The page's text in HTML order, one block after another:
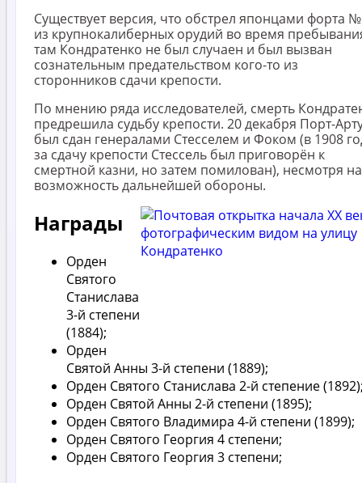
Существует версия, что обстрел японцами форта
из крупнокалиберных орудий во время
там Кондратенко не был случаен и был вызван
сознательным предательством кого-то из
сторонников сдачи крепости.
По мнению ряда исследователей, смерть
предрешила судьбу крепости. 20 декабря Порт-
был сдан генералами Стесселем и Фоком (в 1908
за сдачу крепости Стессель был приговорён к
смертной казни, но затем помилован), несмотря на
возможность дальнейшей обороны.
Награды
Орден
Святого
Станислава
3-й степени
(1884);
Орден
Святой Анны 3-й степени (1889);
Орден Святого Станислава 2-й степение
Орден Святой Анны 2-й степени (1895);
Орден Святого Владимира 4-й степени (1899);
Орден Святого Георгия 4 степени;
Орден Святого Георгия 3 степени;